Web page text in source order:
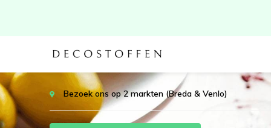
Bezoek ons op 2 markten (Breda & Venlo)